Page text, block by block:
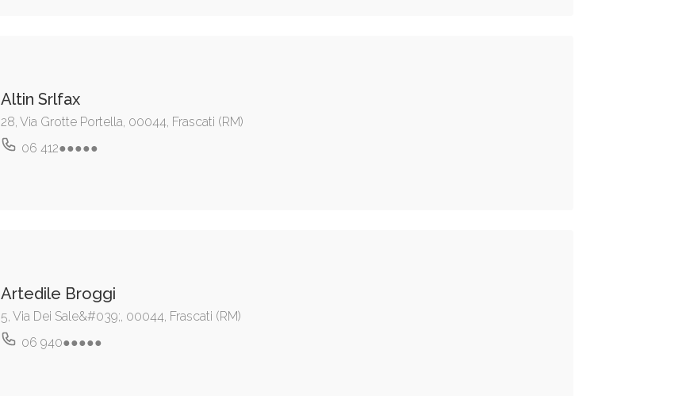
Altin Srlfax
28, Via Grotte Portella, 00044, Frascati (RM)
06 412●●●●●
Artedile Broggi
5, Via Dei Sale&#039;, 00044, Frascati (RM)
06 940●●●●●